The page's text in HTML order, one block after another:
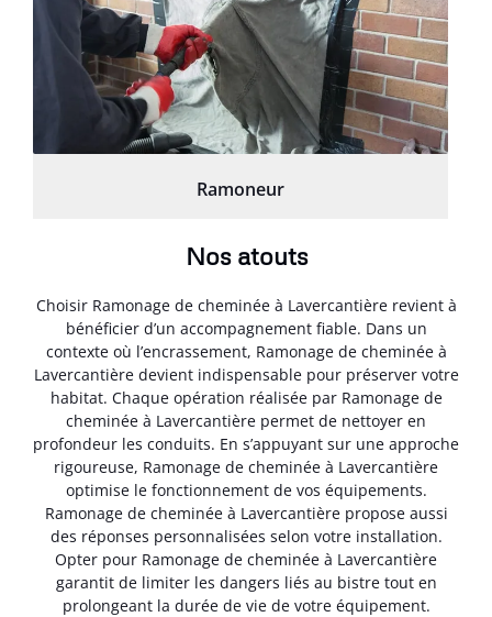
Ramoneur
Nos atouts
Choisir Ramonage de cheminée à Lavercantière revient à
bénéficier d’un accompagnement fiable. Dans un
contexte où l’encrassement, Ramonage de cheminée à
Lavercantière devient indispensable pour préserver votre
habitat. Chaque opération réalisée par Ramonage de
cheminée à Lavercantière permet de nettoyer en
profondeur les conduits. En s’appuyant sur une approche
rigoureuse, Ramonage de cheminée à Lavercantière
optimise le fonctionnement de vos équipements.
Ramonage de cheminée à Lavercantière propose aussi
des réponses personnalisées selon votre installation.
Opter pour Ramonage de cheminée à Lavercantière
garantit de limiter les dangers liés au bistre tout en
prolongeant la durée de vie de votre équipement.